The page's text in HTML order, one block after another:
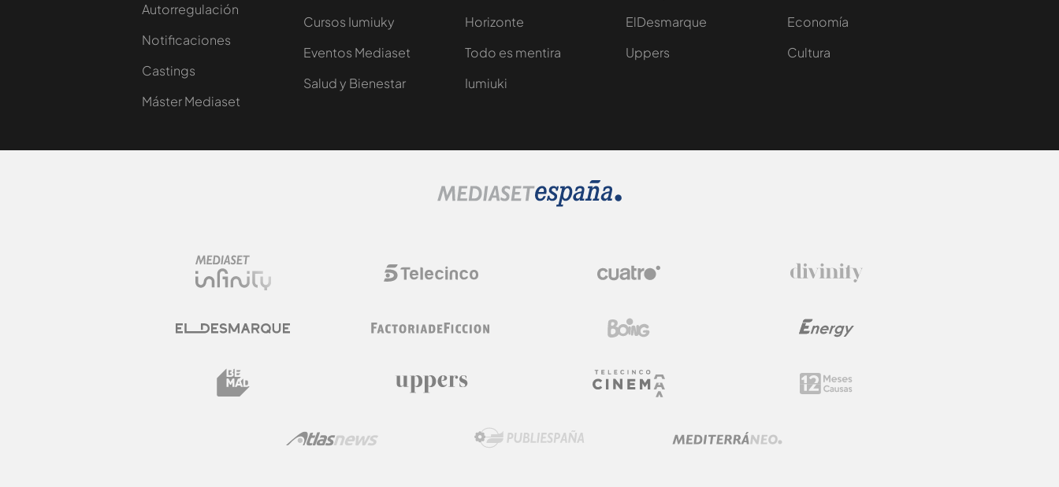
Autorregulación
Notificaciones
Castings
Máster Mediaset
Cursos Iumiuky
Eventos Mediaset
Salud y Bienestar
Horizonte
Todo es mentira
Iumiuki
ElDesmarque
Uppers
Economía
Cultura